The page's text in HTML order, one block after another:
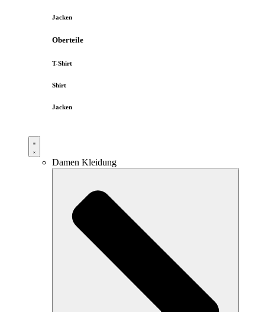
Jacken
Oberteile
T-Shirt
Shirt
Jacken
Damen Kleidung